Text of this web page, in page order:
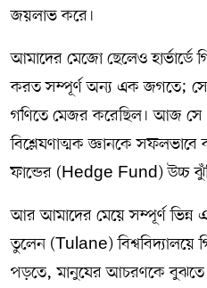
জয়লাভ করে।
আমাদের মেজো ছেলেও হার্ভার্ডে
করত সম্পূর্ণ অন্য এক জগতে; সে
গণিতে মেজর করেছিল। আজ সে
বিশ্লেষণাত্মক জ্ঞানকে
ফান্ডের (Hedge Fund) উচ্চ
আর আমাদের মেয়ে সম্পূর্ণ ভিন্ন
তুলেন (Tulane) বিশ্ববিদ্যালয়ে
পড়তে, মানুষের আচরণকে